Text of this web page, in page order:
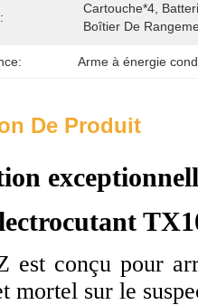
Cartouche*4,
Boîtier De
Arme à énergie
De Produit
est conçu pour
mortel sur le